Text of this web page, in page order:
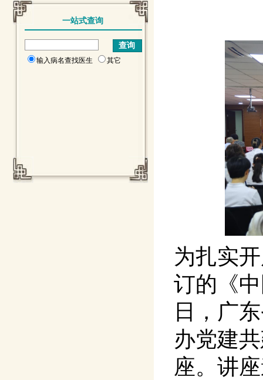
一站式查询
输入病名查找医生 其它
为扎实
订的《
日，广
办党建
座。讲